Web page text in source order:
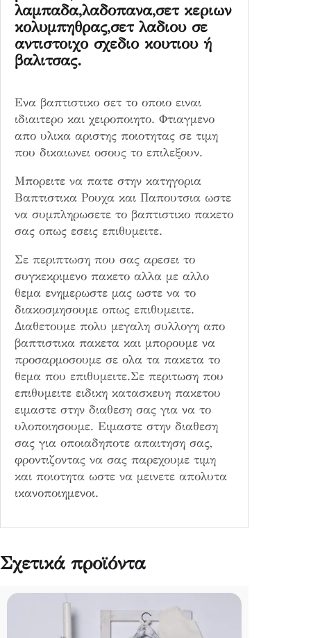
λαμπαδα,λαδοπανα,σετ κεριων
κολυμπηθρας,σετ λαδιου σε
αντιστοιχο σχεδιο κουτιου ή
βαλιτσας.
Ενα βαπτιστικο σετ το οποιο ειναι
ιδιαιτερο και χειροποιητο. Φτιαγμενο
απο υλικα αριστης ποιοτητας σε τιμη
που δικαιωνει οσους το επιλεξουν.
Μπορειτε να πατε στην κατηγορια
Βαπτιστικα Ρουχα και Παπουτσια ωστε
να συμπληρωσετε το βαπτιστικο πακετο
σας οπως εσεις επιθυμειτε.
Σε περιπτωση που σας αρεσει το
συγκεκριμενο πακετο αλλα με αλλο
θεμα ενημερωστε μας ωστε να το
διακοσμησουμε οπως επιθυμειτε.
Διαθετουμε πολυ μεγαλη συλλογη απο
βαπτιστικα πακετα και μπορουμε να
προσαρμοσουμε σε ολα τα πακετα το
θεμα που επιθυμειτε.Σε περιτωση που
επιθυμειτε ειδικη κατασκευη πακετου
ειμαστε στην διαθεση σας για να το
υλοποιησουμε. Ειμαστε στην διαθεση
σας για οποιαδηποτε απαιτηση σας,
φροντιζοντας να σας παρεχουμε τιμη
και ποιοτητα ωστε να μεινετε απολυτα
ικανοποιημενοι.
Σχετικά προϊόντα